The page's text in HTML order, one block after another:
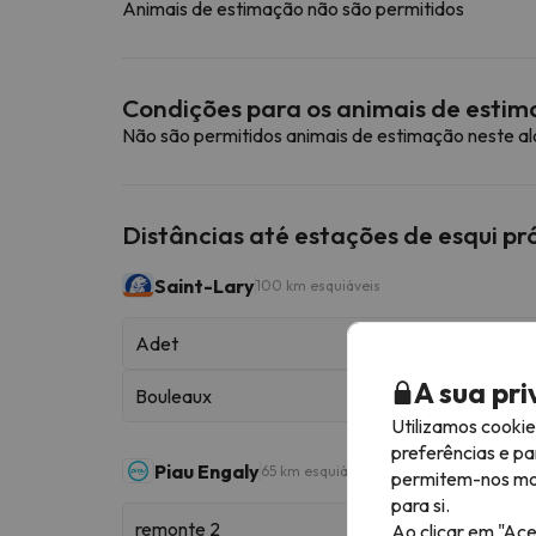
Animais de estimação não são permitidos
Condições para os animais de
Não são permitidos animais de estimação neste
Distâncias até estações de esqui
Saint-Lary100 km esquiáveis
Adet
Bouleaux
Piau Engaly65 km esquiáveis
remonte 2
A sua
Utilizamos
preferências e
permitem-nos
para si.
Ao clicar em